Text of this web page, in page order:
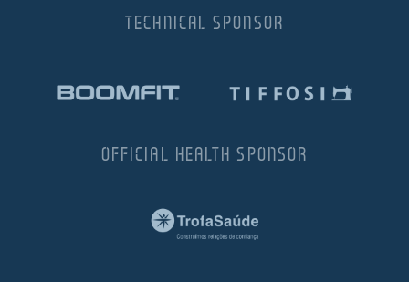
TECHNICAL SPONSOR
OFFICIAL HEALTH SPONSOR